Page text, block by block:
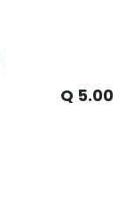
Q 5.00